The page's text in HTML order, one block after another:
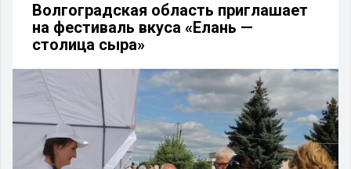
Волгоградская область приглашает
на фестиваль вкуса «Елань —
столица сыра»